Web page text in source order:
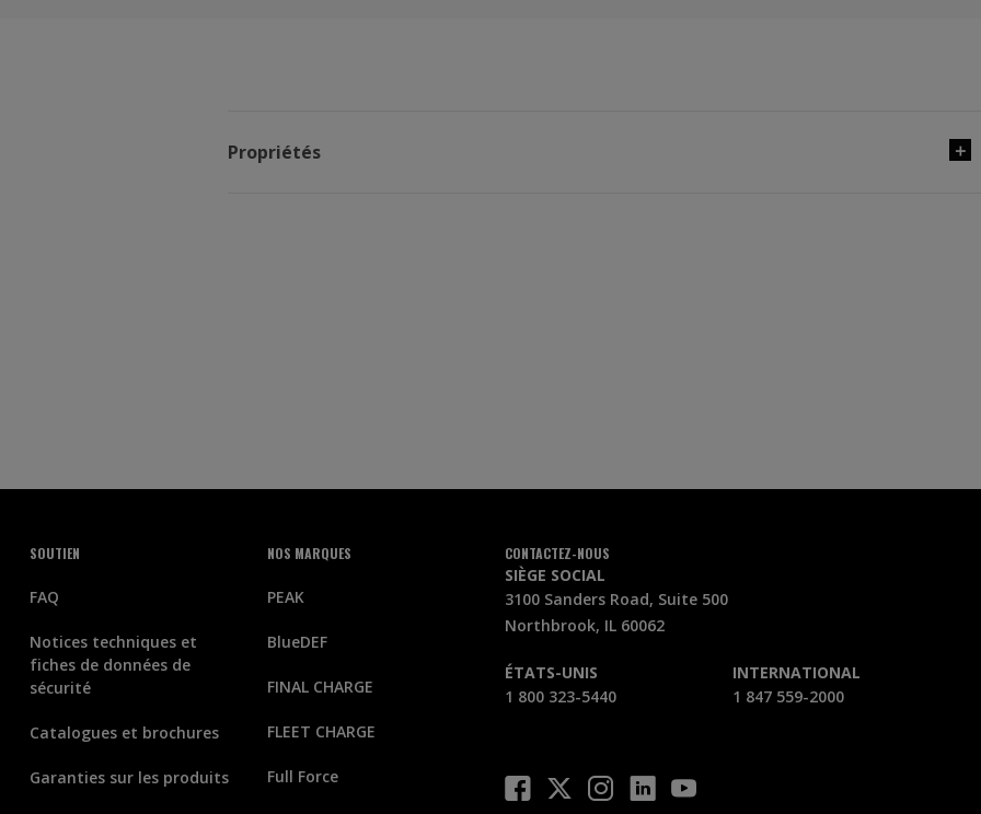
Propriétés
SOUTIEN
FAQ
Notices techniques et
fiches de données de
sécurité
Catalogues et brochures
Garanties sur les produits
NOS MARQUES
PEAK
BlueDEF
FINAL CHARGE
FLEET CHARGE
Full Force
CONTACTEZ-NOUS
SIÈGE SOCIAL
3100 Sanders Road, Suite 500
Northbrook, IL 60062
ÉTATS-UNIS
1 800 323-5440
INTERNATIONAL
1 847 559-2000